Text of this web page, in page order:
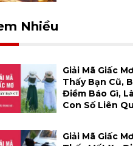
Nhiều
Giải Mã Giấc
Thấy Bạn Cũ,
Điềm Báo Gì,
Con Số Liên
Giải Mã Giấc